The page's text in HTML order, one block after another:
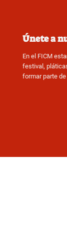
Únete a
En el FICM
festival,
formar parte